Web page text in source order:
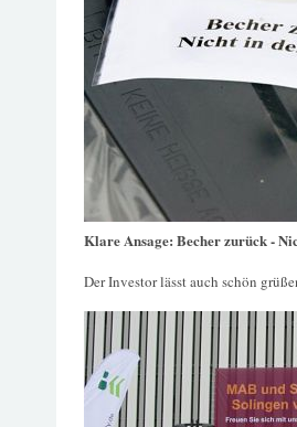
Klare Ansage: Becher zurück -
Der Investor lässt auch schön